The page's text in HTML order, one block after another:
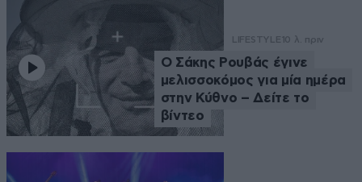
LIFESTYLE 10 λ. πριν
Ο Σάκης Ρουβάς έγινε
μελισσοκόμος για μία ημέρα
στην Κύθνο – Δείτε το
βίντεο